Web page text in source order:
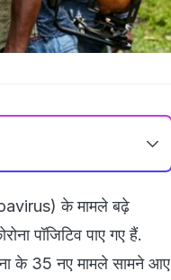
के मामले बढ़े
पॉजिटिव पाए गए हैं.
के 35 नए मामले सामने आए